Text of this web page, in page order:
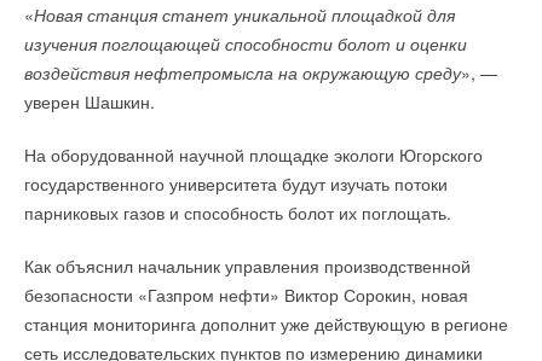
«Новая станция станет уникальной площадкой для
изучения поглощающей способности болот и оценки
воздействия нефтепромысла на окружающую среду», —
уверен Шашкин.
На оборудованной научной площадке экологи Югорского
государственного университета будут изучать потоки
парниковых газов и способность болот их поглощать.
Как объяснил начальник управления производственной
безопасности «Газпром нефти» Виктор Сорокин, новая
станция мониторинга дополнит уже действующую в регионе
сеть исследовательских пунктов по измерению динамики
составила 6,64 ГВт, что на 7,4% больше, чем за
аналогичный период прошлого года, сообщали ранее
в ассоциации.
ВИЭ сохранилась на уровне прошлого года — 7,1 млрд кВт-
ч. Ее доля в общем объеме произведенной за шесть
месяцев мощности также практически не изменилась
ИСТОЧНИК:ЭНЕРГОНЬЮС
клапанов AQT‑R3
→
Ридан объявил о старте продаж автоматического
балансировочного клапана
Комментарии